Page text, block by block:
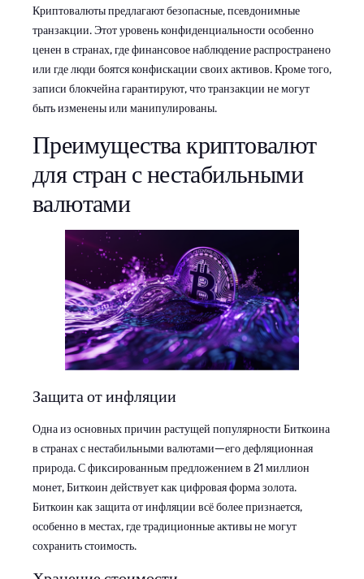
Криптовалюты предлагают безопасные, псевдонимные
транзакции. Этот уровень конфиденциальности особенно
ценен в странах, где финансовое наблюдение распространено
или где люди боятся конфискации своих активов. Кроме того,
записи блокчейна гарантируют, что транзакции не могут
быть изменены или манипулированы.
Преимущества криптовалют
для стран с нестабильными
валютами
Защита от инфляции
Одна из основных причин растущей популярности Биткоина
в странах с нестабильными валютами—его дефляционная
природа. С фиксированным предложением в 21 миллион
монет, Биткоин действует как цифровая форма золота.
Биткоин как защита от инфляции всё более признается,
особенно в местах, где традиционные активы не могут
сохранить стоимость.